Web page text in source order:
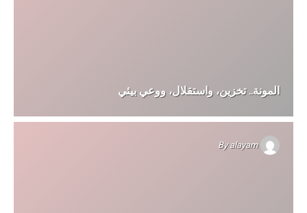
المونة.. تخزين، واستقلال، ووعي بيئي
Byalayam